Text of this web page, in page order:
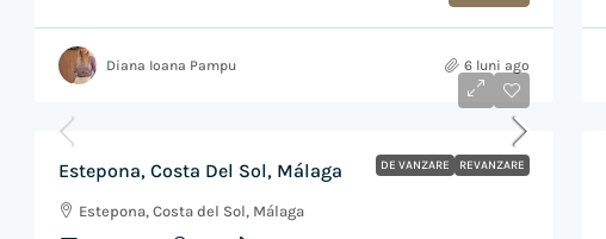
Diana Ioana Pampu 6 luni ago
DE VANZARE REVANZARE
€1,050,000
Estepona, Costa Del Sol, Málaga
Estepona, Costa del Sol, Málaga